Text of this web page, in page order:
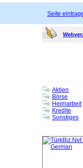
Seite
Aktien
Börse
Heimarbeit
Kredite
Sonstiges